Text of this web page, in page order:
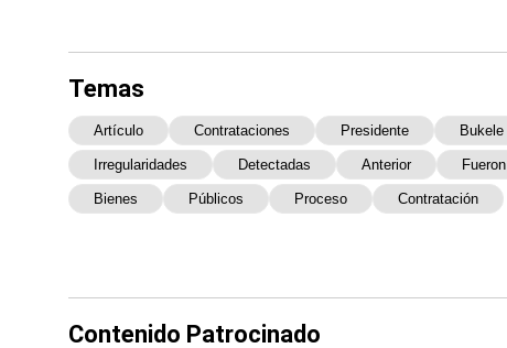
Temas
Artículo Contrataciones Presidente Bukele
Irregularidades Detectadas Anterior Fueron
Bienes Públicos Proceso Contratación
Contenido Patrocinado